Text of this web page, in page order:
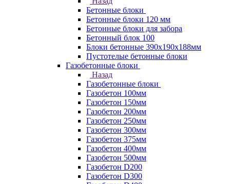
Бетонные блоки
Бетонные блоки 120 мм
Бетонные блоки для забора
Бетонный блок 100
Блоки бетонные 390х190х188мм
Пустотелые бетонные блоки
Газобетонные блоки
Назад
Газобетонные блоки
Газобетон 100мм
Газобетон 150мм
Газобетон 200мм
Газобетон 250мм
Газобетон 300мм
Газобетон 375мм
Газобетон 400мм
Газобетон 500мм
Газобетон D200
Газобетон D300